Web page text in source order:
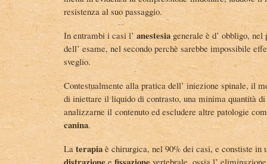
resistenza al suo passaggio.
In entrambi i casi l’ anestesiagenerale è d’ obbligo,
dell’ esame, nel secondo perchè sarebbe impossibile
sveglio.
Contestualmente alla pratica dell’ iniezione spinale, il
di iniettare il liquido di contrasto, una minima quantità di
analizzarne il contenuto ed escludere altre patologie
canina.
La terapia è chirurgica, nel 90% dei casi, e constiste in
e
vertebrale, ossia l’